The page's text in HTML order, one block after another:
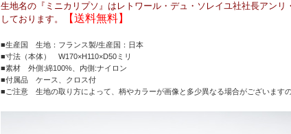
生地名の『ミニカリプソ』はレトワール・デュ・ソレイユ社社長アン
しております。
【送料無料】
■生産国 生地：フランス製/生産国：日本
■寸法（本体） W170×H110×D50ミリ
■素材 外側:綿100%、内側:ナイロン
■付属品 ケース、クロス付
■ご注意 生地の取り方によって、柄やカラーが画像と多少異なる場合がございますの